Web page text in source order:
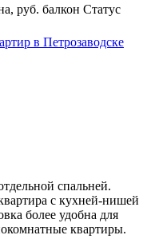
руб. балкон Статус
спальней.
с кухней-нишей
более удобна для
квартиры.